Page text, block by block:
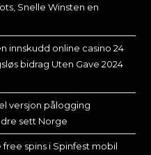
Snelle Winsten en
innskudd online casino 24
bidrag Uten Gave 2024
versjon pålogging
sett Norge
free spins i Spinfest mobil